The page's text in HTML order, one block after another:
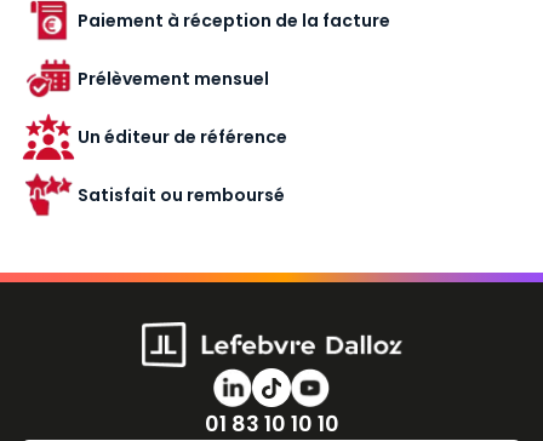
Paiement à réception de la facture
Prélèvement mensuel
Un éditeur de référence
Satisfait ou remboursé
Numéro de téléphone
01 83 10 10 10